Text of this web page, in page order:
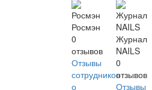
Росмэн
0
отзывов
Отзывы
сотрудников
о
Журнал
NAILS
0
отзывов
Отзывы